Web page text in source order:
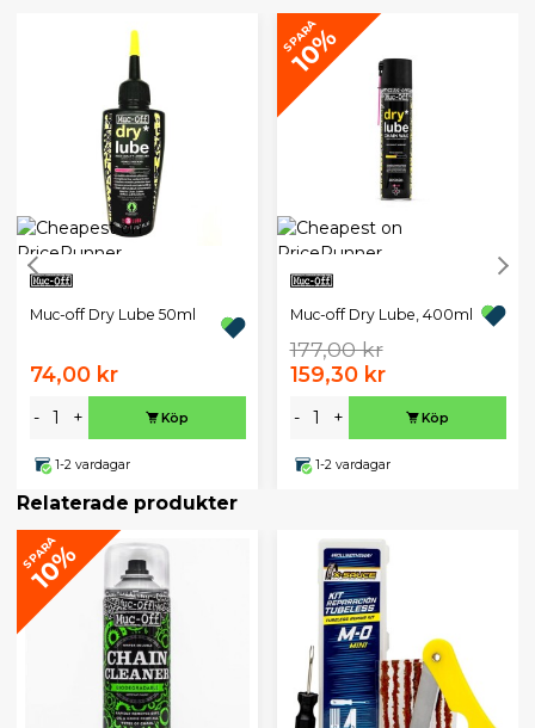
Muc-off Dry Lube 50ml
74,00 kr
- + Köp
1-2 vardagar
SPARA
10%
Muc-off Dry Lube, 400ml
177,00 kr
159,30 kr
- + Köp
1-2 vardagar
Relaterade produkter
SPARA
10%